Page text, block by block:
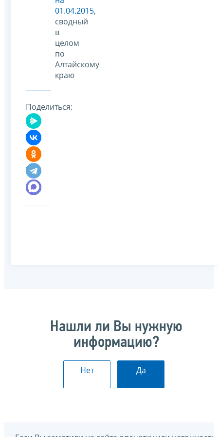
01.04.2015,
сводный
в
целом
по
Алтайскому
краю
Поделиться:
Нашли ли Вы нужную
информацию?
Нет Да